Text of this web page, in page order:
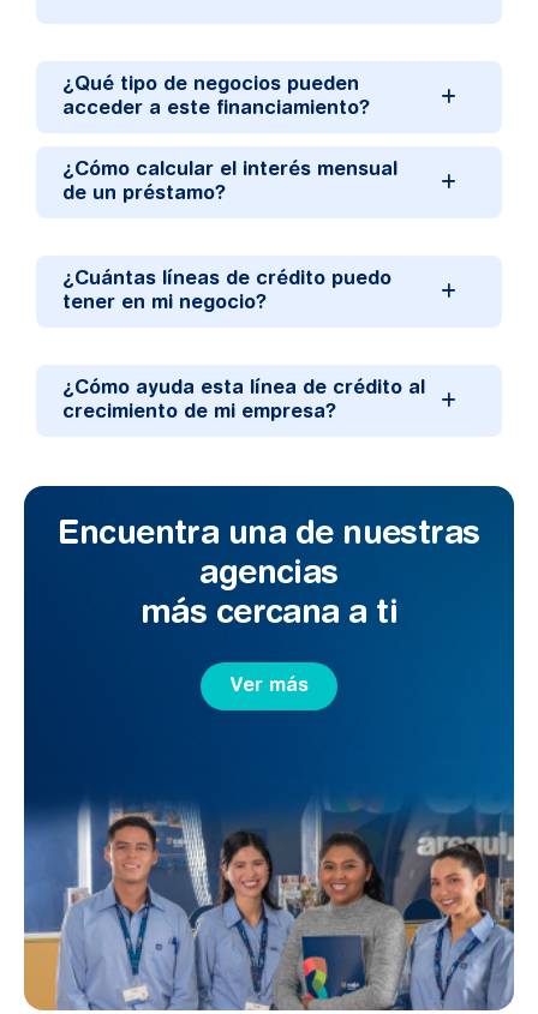
¿Qué tipo de negocios pueden
acceder a este financiamiento?
¿Cómo calcular el interés mensual
de un préstamo?
¿Cuántas líneas de crédito puedo
tener en mi negocio?
¿Cómo ayuda esta línea de crédito al
crecimiento de mi empresa?
Encuentra una de nuestras
agencias
más cercana a ti
Ver más